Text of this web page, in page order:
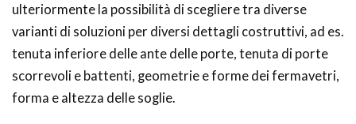
ulteriormente la possibilità di scegliere tra diverse
varianti di soluzioni per diversi dettagli costruttivi, ad es.
tenuta inferiore delle ante delle porte, tenuta di porte
scorrevoli e battenti, geometrie e forme dei fermavetri,
forma e altezza delle soglie.